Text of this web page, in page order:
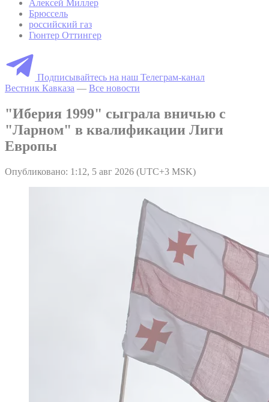
Алексей Миллер
Брюссель
российский газ
Гюнтер Оттингер
Подписывайтесь на наш Телеграм-канал
Вестник Кавказа — Все новости
"Иберия 1999" сыграла вничью с
"Ларном" в квалификации Лиги
Европы
Опубликовано: 1:12, 5 авг 2026 (UTC+3 MSK)